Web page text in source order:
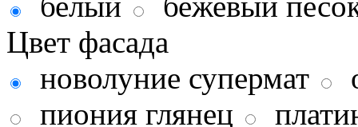
Цвет фасада
новолуние супермат
пиония глянец